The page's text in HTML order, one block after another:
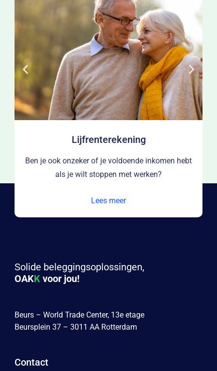
Uitkerende lijfrente
Loopt je lijfrente bij een andere aanbieder
Dan kun je deze oversluiten naar OAKK.
Lees meer
Solide beleggingsoplossingen,
OAKK voor jou!
Beurs – World Trade Center, 13e etage
Beursplein 37 – 3011 AA Rotterdam
Contact